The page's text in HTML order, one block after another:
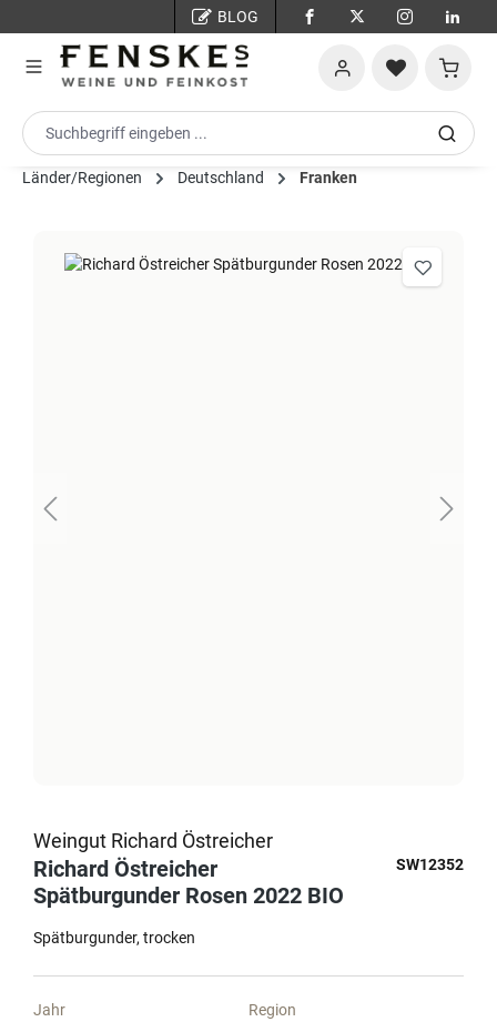
BLOG
Länder/Regionen Deutschland Franken
Weingut Richard Östreicher
Richard Östreicher
Spätburgunder Rosen 2022 BIO
SW12352
Spätburgunder trocken
Jahr
Region